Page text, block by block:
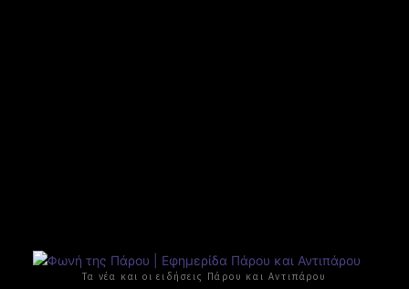
Τα νέα και οι ειδήσεις Πάρου και Αντιπάρου